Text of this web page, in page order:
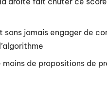
sans jamais engager de
de propositions de